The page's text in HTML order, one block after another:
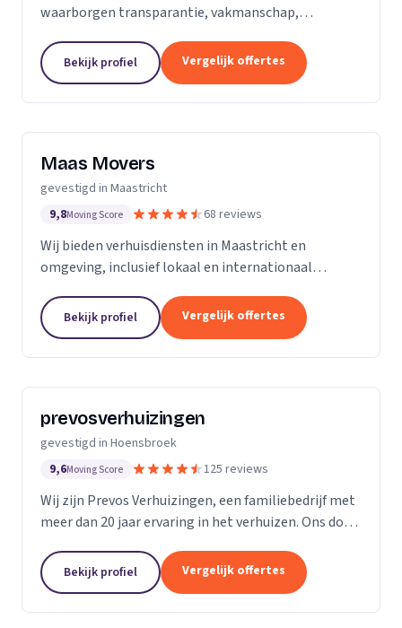
waarborgen transparantie, vakmanschap,
elk transport en elke verhuizing bij ons in
vertrouwde...
Bekijk profiel Vergelijk offertes
Maas Movers
gevestigd in Maastricht
9,8Moving Score 68 reviews
Wij bieden verhuisdiensten in Maastricht en
omgeving, inclusief lokaal en internationaal
Bekijk profiel Vergelijk offertes
prevosverhuizingen
gevestigd in Hoensbroek
9,6Moving Score 125 reviews
Wij zijn Prevos Verhuizingen, een familiebedrijf met
meer dan 20 jaar ervaring in het verhuizen. Ons doel
dag te maken zodat alle zorg in handen...
Bekijk profiel Vergelijk offertes